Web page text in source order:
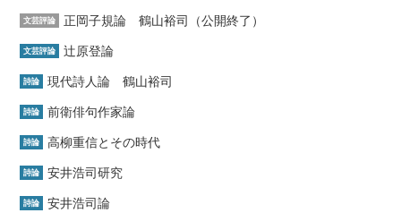
文芸評論 正岡子規論 鶴山裕司（公開終了）
文芸評論 辻原登論
詩論 現代詩人論 鶴山裕司
詩論 前衛俳句作家論
詩論 高柳重信とその時代
詩論 安井浩司研究
詩論 安井浩司論